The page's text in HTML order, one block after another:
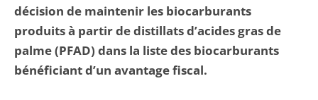
décision de maintenir les biocarburants
produits à partir de distillats d’acides gras de
palme (PFAD) dans la liste des biocarburants
bénéficiant d’un avantage fiscal.